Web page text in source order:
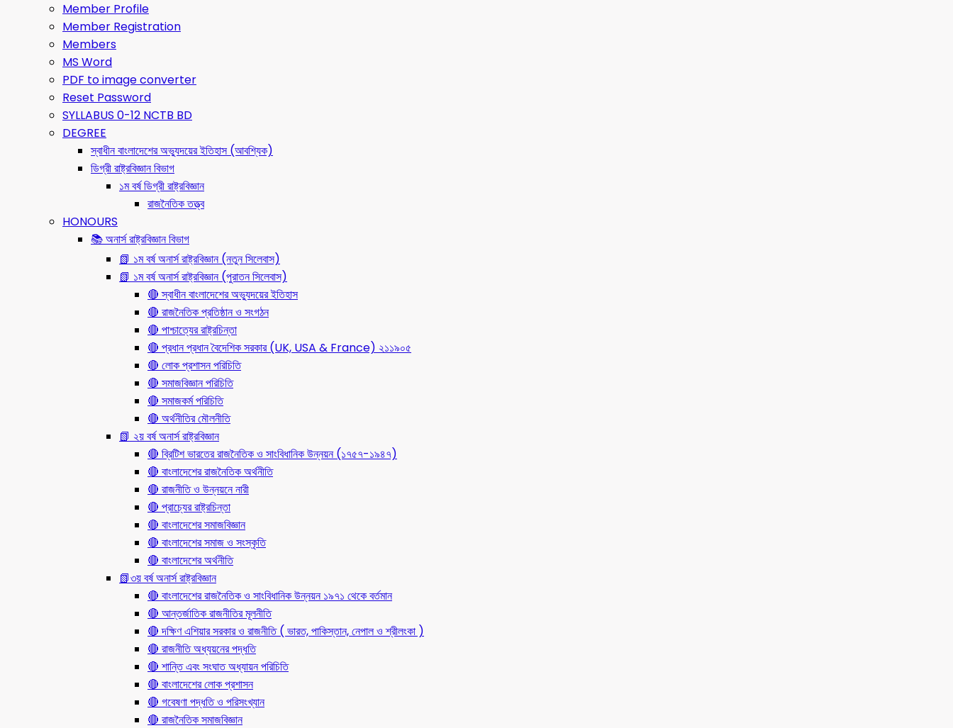
Member Profile
Member Registration
Members
MS Word
PDF to image converter
Reset Password
SYLLABUS 0-12 NCTB BD
DEGREE
স্বাধীন বাংলাদেশের অভ্যুদয়ের ইতিহাস (আবশ্যিক)
ডিগ্রী রাষ্ট্রবিজ্ঞান বিভাগ
১ম বর্ষ ডিগ্রী রাষ্ট্রবিজ্ঞান
রাজনৈতিক তত্ত্ব
HONOURS
📚 অনার্স রাষ্ট্রবিজ্ঞান বিভাগ
📗 ১ম বর্ষ অনার্স রাষ্ট্রবিজ্ঞান (নতুন সিলেবাস)
📗 ১ম বর্ষ অনার্স রাষ্ট্রবিজ্ঞান (পুরাতন সিলেবাস)
🔴 স্বাধীন বাংলাদেশের অভ্যুদয়ের ইতিহাস
🔴 রাজনৈতিক প্রতিষ্ঠান ও সংগঠন
🔴 পাশ্চাত্যের রাষ্ট্রচিন্তা
🔴 প্রধান প্রধান বৈদেশিক সরকার (UK, USA & France) ২১১৯০৫
🔴 লোক প্রশাসন পরিচিতি
🔴 সমাজবিজ্ঞান পরিচিতি
🔴 সমাজকর্ম পরিচিতি
🔴 অর্থনীতির মৌলনীতি
📗 ২য় বর্ষ অনার্স রাষ্ট্রবিজ্ঞান
🔴 ব্রিটিশ ভারতের রাজনৈতিক ও সাংবিধানিক উন্নয়ন (১৭৫৭-১৯৪৭)
🔴 বাংলাদেশের রাজনৈতিক অর্থনীতি
🔴 রাজনীতি ও উন্নয়নে নারী
🔴 প্রাচ্যের রাষ্ট্রচিন্তা
🔴 বাংলাদেশের সমাজবিজ্ঞান
🔴 বাংলাদেশের সমাজ ও সংস্কৃতি
🔴 বাংলাদেশের অর্থনীতি
📗৩য় বর্ষ অনার্স রাষ্ট্রবিজ্ঞান
🔴 বাংলাদেশের রাজনৈতিক ও সাংবিধানিক উন্নয়ন ১৯৭১ থেকে বর্তমান
🔴 আন্তর্জাতিক রাজনীতির মূলনীতি
🔴 দক্ষিণ এশিয়ার সরকার ও রাজনীতি ( ভারত, পাকিস্তান, নেপাল ও শ্রীলংকা )
🔴 রাজনীতি অধ্যয়নের পদ্ধতি
🔴 শান্তি এবং সংঘাত অধ্যায়ন পরিচিতি
🔴 বাংলাদেশের লোক প্রশাসন
🔴 গবেষণা পদ্ধতি ও পরিসংখ্যান
🔴 রাজনৈতিক সমাজবিজ্ঞান